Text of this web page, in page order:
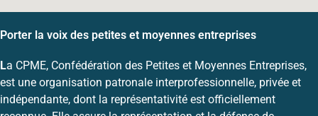
Porter la voix des petites et moyennes entreprises
La CPME, Confédération des Petites et Moyennes Entreprises,
est une organisation patronale interprofessionnelle, privée et
indépendante, dont la représentativité est officiellement